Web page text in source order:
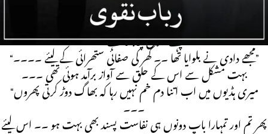
ان نون نمبر سے ایس ایم ایس کرتی ہے وہ لڑکی جتنی اس سے محبت
کرتی ہے لڑکا اس سے کہیں زیادہ نفرت کرتا ہے تبھی وہ رخصتی سے
پہلے طلاق چاہتا ہے۔۔۔
“مجھے دادی نے بلوایا تھا ۔۔ گھر کی صفائی ستھرائی کے لیئے ۔۔۔۔”
بہت مشکل سے اس کے حلق سے آواز برآمد ہوئی تھی ۔۔۔
“میری ہڈیوں میں اب اتنا دم خم نہیں رہا کہ بھاگ دوڑ کرتی پھروں
۔۔۔
پھر تم اور تمہارا باپ دونوں ہی نفاست پسند بھی بہت ہو ۔۔ اس لیئے